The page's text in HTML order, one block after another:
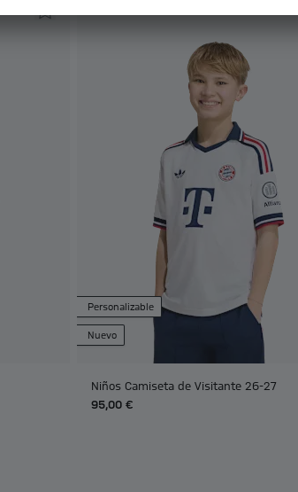
Personalizable
Nuevo
Niños Camiseta de Visitante 26-27
95,00 €